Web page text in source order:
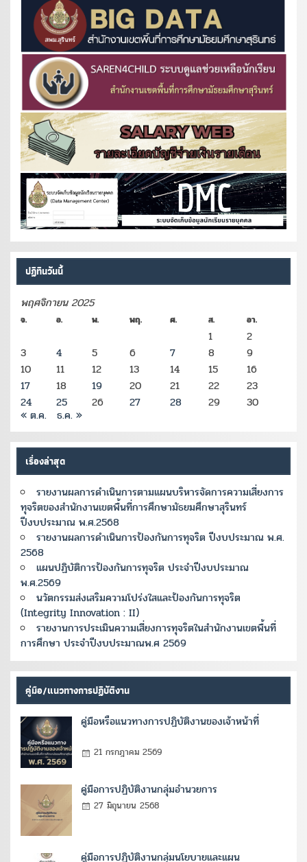
ปฏิทินวันนี้
พฤศจิกายน 2025
จ. อ. พ. พฤ. ศ. ส. อา.
1
2
3
4 5 6 7 8
9
10
11 12 13 14 15
16
17
18 19 20 21 22
23
24
25 26 27 28 29 30
« ต.ค. ธ.ค. »
เรื่องล่าสุด
รายงานผลการดำเนินการตามแผนบริหารจัดการความเสี่ยงการ
ทุจริตของสำนักงานเขตพื้นที่การศึกษามัธยมศึกษาสุรินทร์
ปีงบประมาณ พ.ศ.2568
รายงานผลการดำเนินการป้องกันการทุจริต ปีงบประมาณ พ.ศ.
2568
แผนปฏิบัติการป้องกันการทุจริต ประจำปีงบประมาณ
พ.ศ.2569
นวัตกรรมส่งเสริมความโปร่งใสและป้องกันการทุจริต
(Integrity Innovation : II)
รายงานการประเมินความเสี่ยงการทุจริตในสำนักงานเขตพื้นที่
การศึกษา ประจำปีงบประมาณพ.ศ 2569
คู่มือ/แนวทางการปฏิบัติงาน
คู่มือหรือแนวทางการปฏิบัติงานของเจ้าหน้าที่
21 กรกฎาคม 2569
คู่มือการปฏิบัติงานกลุ่มอำนวยการ
27 มิถุนายน 2568
คู่มือการปฏิบัติงานกลุ่มนโยบายและแผน